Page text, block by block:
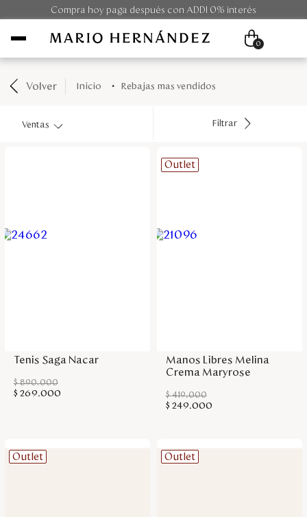
Compra hoy paga después con ADDI 0% interés
Mi cuenta
0
Volver rebajas mas vendidos
Ventas Filtrar
Tenis Saga Nacar
$ 890.000
$ 269.000
Outlet
Manos Libres Melina
Crema Maryrose
$ 419.000
$ 249.000
Outlet Outlet